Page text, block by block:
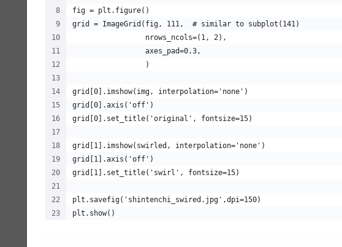
fig = plt.figure()
grid = ImageGrid(fig, 111,  # similar to subplot(141)
                 nrows_ncols=(1, 2),
                 axes_pad=0.3,
                 )
grid[0].imshow(img, interpolation='none')
grid[0].axis('off')
grid[0].set_title('original', fontsize=15)
grid[1].imshow(swirled, interpolation='none')
grid[1].axis('off')
grid[1].set_title('swirl', fontsize=15)
plt.savefig('shintenchi_swired.jpg',dpi=150)
plt.show()